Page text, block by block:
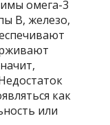
омега-3
B, железо,
как
или